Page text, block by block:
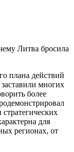
Литва бросила
плана действий
многих
более
для
регионах, от